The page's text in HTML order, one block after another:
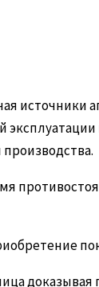
источники
доказывая